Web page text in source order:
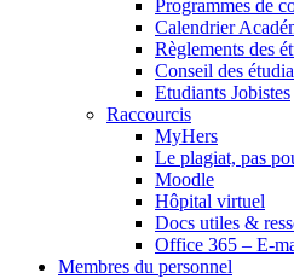
Programmes de
Calendrier
Règlements des
Conseil des
Etudiants Jobistes
Raccourcis
MyHers
Le plagiat, pas
Moodle
Hôpital virtuel
Docs utiles &
Office 365 – E-
Membres du personnel